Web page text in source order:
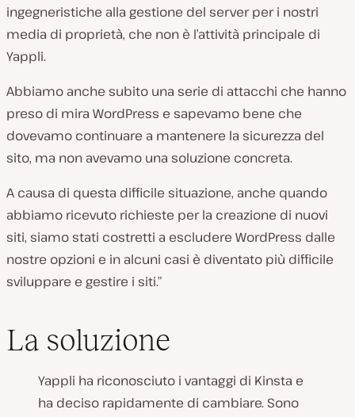
ingegneristiche alla gestione del server per i nostri
media di proprietà, che non è l’attività principale di
Yappli.
Abbiamo anche subito una serie di attacchi che hanno
preso di mira WordPress e sapevamo bene che
dovevamo continuare a mantenere la sicurezza del
sito, ma non avevamo una soluzione concreta.
A causa di questa difficile situazione, anche quando
abbiamo ricevuto richieste per la creazione di nuovi
siti, siamo stati costretti a escludere WordPress dalle
nostre opzioni e in alcuni casi è diventato più difficile
sviluppare e gestire i siti.”
La soluzione
Yappli ha riconosciuto i vantaggi di Kinsta e
ha deciso rapidamente di cambiare. Sono